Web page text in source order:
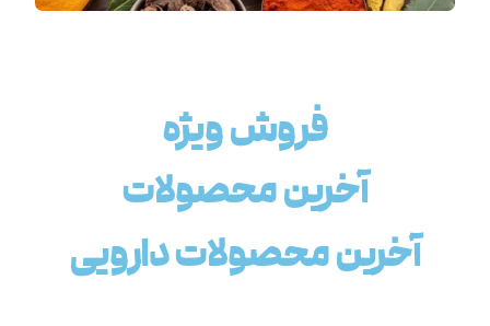
فروش ویژه
آخرین محصولات
آخرین محصولات دارویی